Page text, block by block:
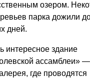
озером.
парка дожили
дней.
интересное здание
ассамблеи» —
где проводятся